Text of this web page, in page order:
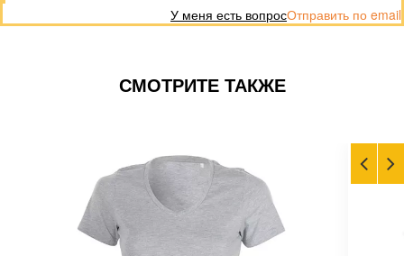
Отправить по email
У меня есть вопрос
СМОТРИТЕ ТАКЖЕ